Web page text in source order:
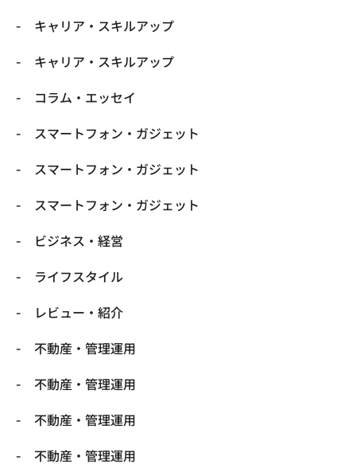
キャリア・スキルアップ
キャリア・スキルアップ
コラム・エッセイ
スマートフォン・ガジェット
スマートフォン・ガジェット
スマートフォン・ガジェット
ビジネス・経営
ライフスタイル
レビュー・紹介
不動産・管理運用
不動産・管理運用
不動産・管理運用
不動産・管理運用